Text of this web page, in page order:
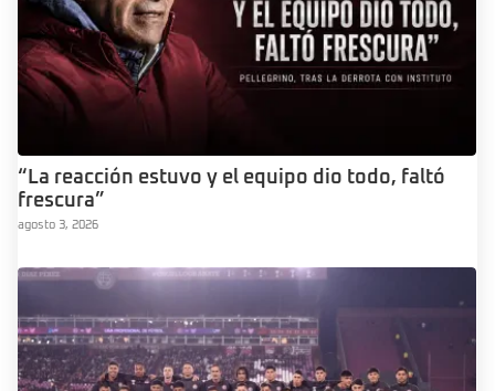
“La reacción estuvo y el equipo dio todo, faltó
frescura”
agosto 3, 2026